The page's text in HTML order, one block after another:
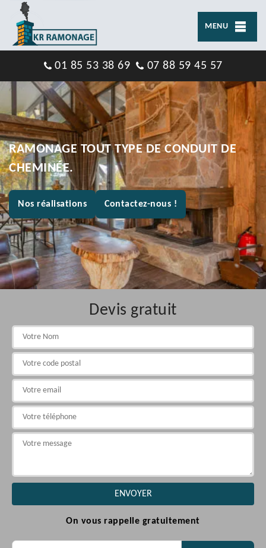
MENU
01 85 53 38 69 07 88 59 45 57
RAMONAGE TOUT TYPE DE CONDUIT DE
CHEMINÉE.
Nos réalisations Contactez-nous !
Devis gratuit
On vous rappelle gratuitement